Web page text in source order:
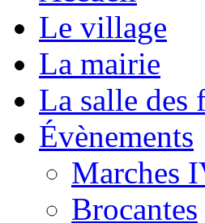
Le village
La mairie
La salle des
Évènements
Marches
Brocantes